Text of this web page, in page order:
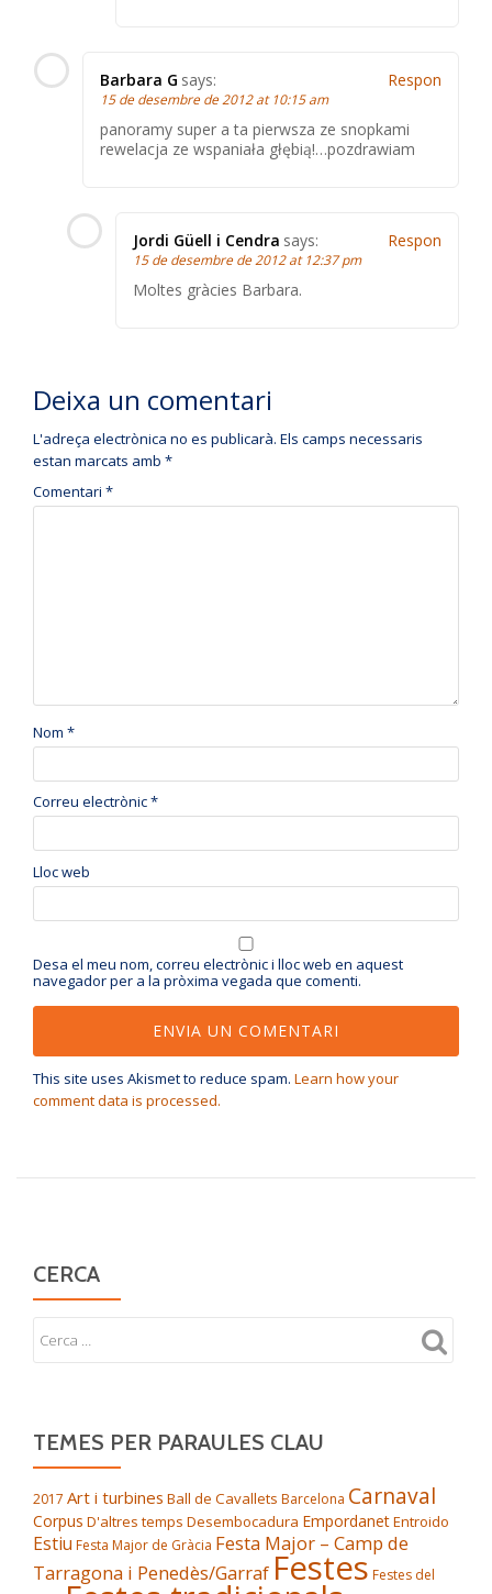
Barbara G says:
15 de desembre de 2012 at 10:15 am
panoramy super a ta pierwsza ze snopkami
rewelacja ze wspaniała głębią!…pozdrawiam
Respon
Jordi Güell i Cendra says:
15 de desembre de 2012 at 12:37 pm
Moltes gràcies Barbara.
Respon
Deixa un comentari
L'adreça electrònica no es publicarà. Els camps necessaris
estan marcats amb *
Comentari *
Nom *
Correu electrònic*
Lloc web
Desa el meu nom, correu electrònic i lloc web en aquest
navegador per a la pròxima vegada que comenti.
This site uses Akismet to reduce spam. Learn how your
comment data is processed.
CERCA
TEMES PER PARAULES CLAU
2017 Art i turbines Ball de Cavallets Barcelona Carnaval
Corpus D'altres temps Desembocadura EmpordanetEntroido
Estiu Festa Major de Gràcia Festa Major – Camp de
Tarragona i Penedès/Garraf Festes Festes del